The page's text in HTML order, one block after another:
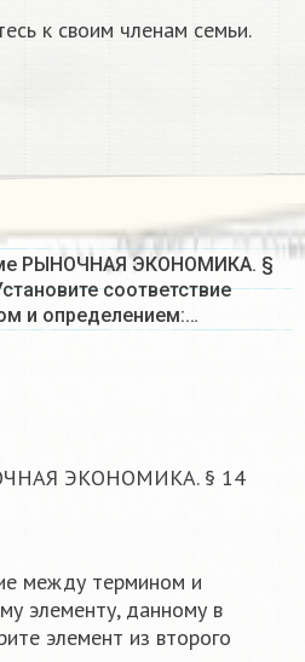
к своим членам семьи.
РЫНОЧНАЯ ЭКОНОМИКА. §
соответствие
и определением:…
ЭКОНОМИКА. § 14
между термином и
элементу, данному в
элемент из второго